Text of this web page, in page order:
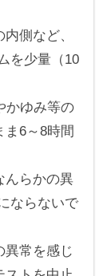
側など、
を少量（10
かゆみ等の
6～8時間
んらかの異
ならないで
異常を感じ